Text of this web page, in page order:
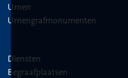
Urnen
Urnengrafmonumenten
Diensten
Begraafplaatsen